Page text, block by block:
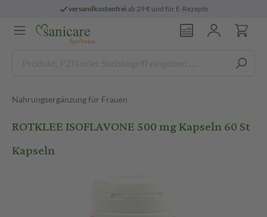
versandkostenfreiab 29 € und für E-Rezepte
Nahrungsergänzung für Frauen
ROTKLEE ISOFLAVONE 500 mg Kapseln 60 St
Kapseln